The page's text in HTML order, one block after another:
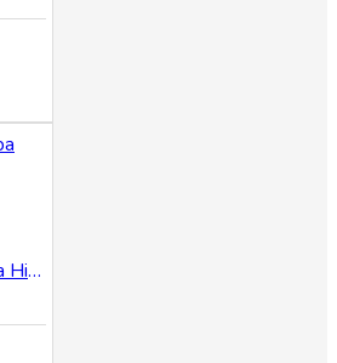
HD Видеокамера Hikvision DS-2CE57U7T-VPITF(3.6mm)